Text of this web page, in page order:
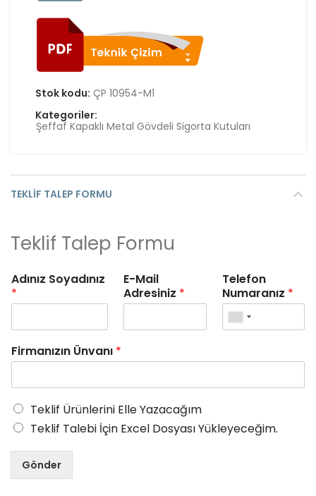
Stok kodu: ÇP 10954-M1
Kategoriler:
Şeffaf Kapaklı Metal Gövdeli Sigorta Kutuları
TEKLIF TALEP FORMU
Teklif Talep Formu
Adınız Soyadınız
*
E-Mail
Adresiniz *
Telefon
Numaranız *
Firmanızın Ünvanı *
Teklif Ürünlerini Elle Yazacağım
Teklif Talebi İçin Excel Dosyası Yükleyeceğim.
Gönder